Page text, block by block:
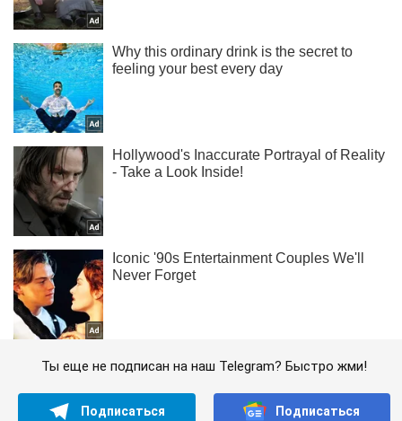
Ты еще не подписан на наш Telegram? Быстро жми!
Подписаться Подписаться